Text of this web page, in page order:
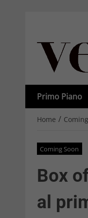
Primo Piano
Home /
Coming Soon
Box
al